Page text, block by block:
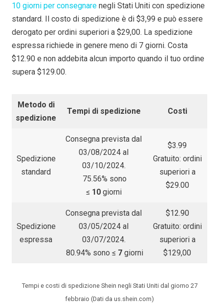
10 giorni per consegnare negli Stati Uniti con spedizione
standard. Il costo di spedizione è di $3,99 e può essere
derogato per ordini superiori a $29,00. La spedizione
espressa richiede in genere meno di 7 giorni. Costa
$12.90 e non addebita alcun importo quando il tuo ordine
supera $129.00.
Metodo di
spedizione
Tempi di spedizione Costi
Spedizione
standard
Consegna prevista dal
03/08/2024 al
03/10/2024.
75.56% sono
≤ 10giorni
$3.99
Gratuito: ordini
superiori a
$29.00
Spedizione
espressa
Consegna prevista dal
03/05/2024 al
03/07/2024.
80.94% sono ≤ 7 giorni
$12.90
Gratuito: ordini
superiori a
$129,00
Tempi e costi di spedizione Shein negli Stati Uniti dal giorno 27
febbraio (Dati da us.shein.com)